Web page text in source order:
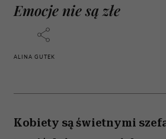
Emocje nie są złe
ALINA GUTEK
Kobiety są świetnymi